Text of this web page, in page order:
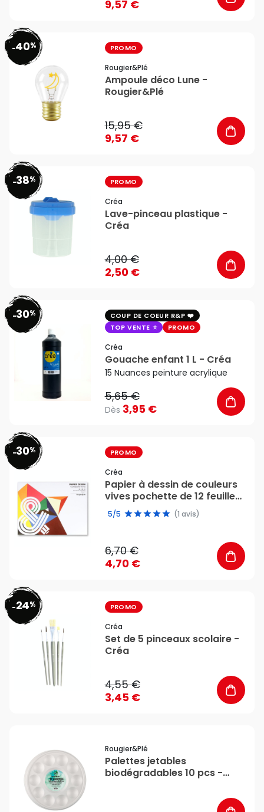
9,57 €
-40% PROMO
Rougier&plé
Ampoule déco Lune -
Rougier&Plé
15,95 €
9,57 €
-38% PROMO
Créa
Lave-pinceau plastique -
Créa
4,00 €
2,50 €
-30%
COUP DE COEUR R&P
TOP VENTE
PROMO
Créa
Gouache enfant 1 L - Créa
15 Nuances peinture acrylique
5,65 €
Dès 3,95 €
-30% PROMO
Créa
Papier à dessin de couleurs
vives pochette de 12 feuilles
24x32 cm 160 g/m2 - Créa
5/5 (1 avis)
6,70 €
4,70 €
-24% PROMO
Créa
Set de 5 pinceaux scolaire -
Créa
4,55 €
3,45 €
Rougier&plé
Palettes jetables
biodégradables 10 pcs -